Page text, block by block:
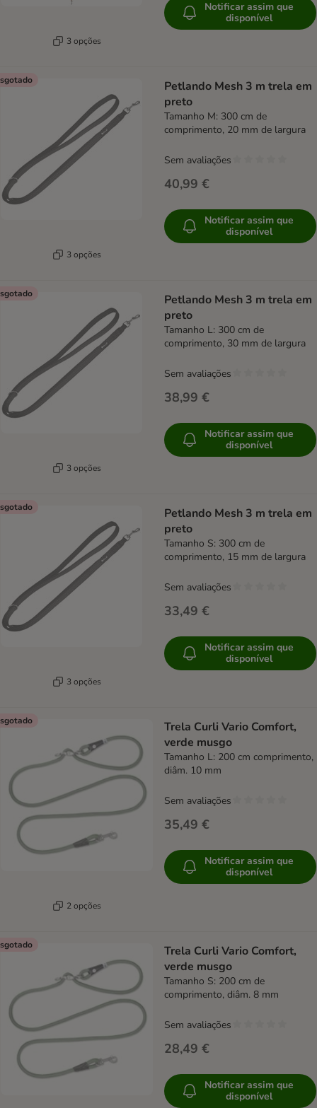
3 opções
Notificar assim que
disponível
3 opções
Petlando Mesh 3 m trela em
preto
Tamanho M: 300 cm de
comprimento, 20 mm de largura
40,99 €
Sem avaliações
Notificar assim que
disponível
3 opções
Petlando Mesh 3 m trela em
preto
Tamanho L: 300 cm de
comprimento, 30 mm de largura
38,99 €
Sem avaliações
Notificar assim que
disponível
3 opções
Petlando Mesh 3 m trela em
preto
Tamanho S: 300 cm de
comprimento, 15 mm de largura
33,49 €
Sem avaliações
Notificar assim que
disponível
2 opções
Trela Curli Vario Comfort,
verde musgo
Tamanho L: 200 cm comprimento,
diâm. 10 mm
35,49 €
Sem avaliações
Notificar assim que
disponível
Trela Curli Vario Comfort,
verde musgo
Tamanho S: 200 cm de
comprimento, diâm. 8 mm
28,49 €
Sem avaliações
Notificar assim que
disponível